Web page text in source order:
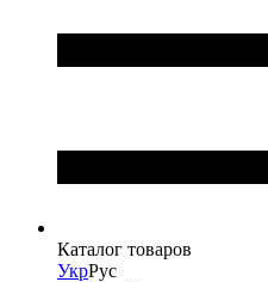
Каталог товаров
УкрРус